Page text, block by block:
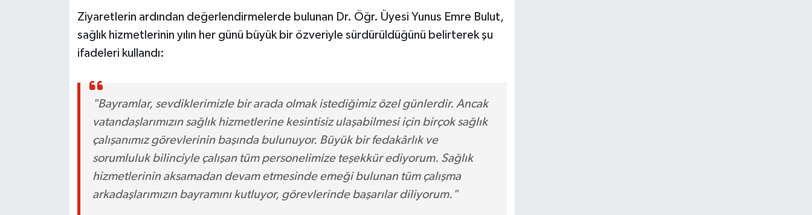
Ziyaretlerin ardından değerlendirmelerde bulunan Dr. Öğr. Üyesi Yunus Emre Bulut,
sağlık hizmetlerinin yılın her günü büyük bir özveriyle sürdürüldüğünü belirterek şu
ifadeleri kullandı:
"Bayramlar, sevdiklerimizle bir arada olmak istediğimiz özel günlerdir. Ancak
vatandaşlarımızın sağlık hizmetlerine kesintisiz ulaşabilmesi için birçok sağlık
çalışanımız görevlerinin başında bulunuyor. Büyük bir fedakârlık ve
sorumluluk bilinciyle çalışan tüm personelimize teşekkür ediyorum. Sağlık
hizmetlerinin aksamadan devam etmesinde emeği bulunan tüm çalışma
arkadaşlarımızın bayramını kutluyor, görevlerinde başarılar diliyorum."